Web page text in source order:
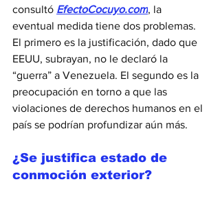
consultó EfectoCocuyo.com, la
eventual medida tiene dos problemas.
El primero es la justificación, dado que
EEUU, subrayan, no le declaró la
“guerra” a Venezuela. El segundo es la
preocupación en torno a que las
violaciones de derechos humanos en el
país se podrían profundizar aún más.
¿Se justifica estado de
conmoción exterior?